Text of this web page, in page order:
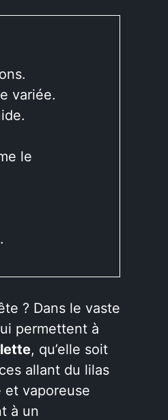
variée.
le
? Dans le vaste
permettent à
, qu’elle soit
allant du lilas
et vaporeuse
à un